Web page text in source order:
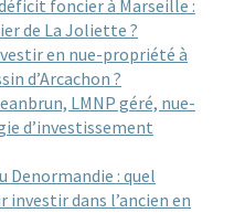
foncier à Marseille :
de La Joliette ?
en nue-propriété à
d’Arcachon ?
LMNP géré, nue-
d’investissement
Denormandie : quel
dans l’ancien en